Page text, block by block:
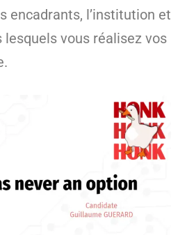
encadrants, l’institution et
vous réalisez vos